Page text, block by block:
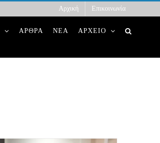
Αρχική Επικοινωνία
ΑΡΘΡΑ ΝΕΑ ΑΡΧΕΙΟ